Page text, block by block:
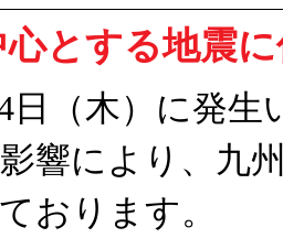
とする地震
日（木）に発
響により、九
おります。